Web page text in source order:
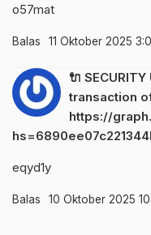
o57mat
Balas 11 Oktober 2025
🔌
transaction
https://
eqyd1y
Balas 10 Oktober 2025